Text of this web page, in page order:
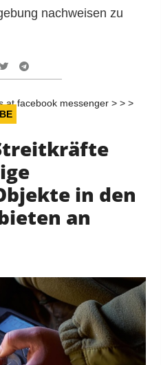
nachweisen zu
at facebook messenger > > >
in den
an